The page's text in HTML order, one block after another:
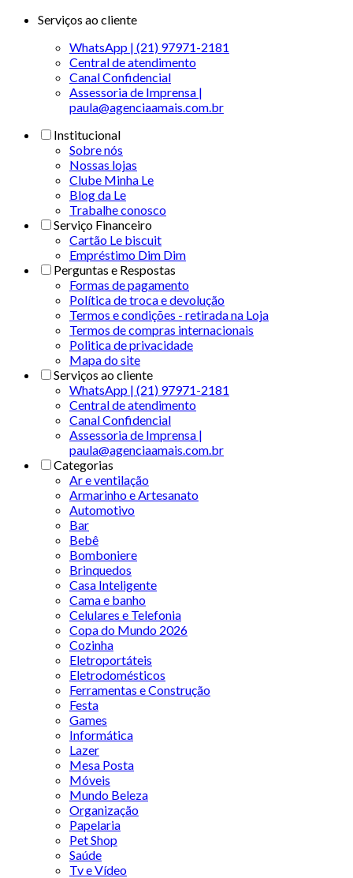
Serviços ao cliente
WhatsApp | (21) 97971-2181
Central de atendimento
Canal Confidencial
Assessoria de Imprensa |
paula@agenciaamais.com.br
Institucional
Sobre nós
Nossas lojas
Clube Minha Le
Blog da Le
Trabalhe conosco
Serviço Financeiro
Cartão Le biscuit
Empréstimo Dim Dim
Perguntas e Respostas
Formas de pagamento
Política de troca e devolução
Termos e condições - retirada na Loja
Termos de compras internacionais
Politica de privacidade
Mapa do site
Serviços ao cliente
WhatsApp | (21) 97971-2181
Central de atendimento
Canal Confidencial
Assessoria de Imprensa |
paula@agenciaamais.com.br
Categorias
Ar e ventilação
Armarinho e Artesanato
Automotivo
Bar
Bebê
Bomboniere
Brinquedos
Casa Inteligente
Cama e banho
Celulares e Telefonia
Copa do Mundo 2026
Cozinha
Eletroportáteis
Eletrodomésticos
Ferramentas e Construção
Festa
Games
Informática
Lazer
Mesa Posta
Móveis
Mundo Beleza
Organização
Papelaria
Pet Shop
Saúde
Tv e Vídeo